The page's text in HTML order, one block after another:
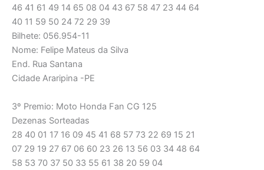
46 41 61 49 14 65 08 04 43 67 58 47 23 44 64
40 11 59 50 24 72 29 39
Bilhete: 056.954-11
Nome: Felipe Mateus da Silva
End. Rua Santana
Cidade Araripina -PE
3º Premio: Moto Honda Fan CG 125
Dezenas Sorteadas
28 40 01 17 16 09 45 41 68 57 73 22 69 15 21
07 29 19 27 67 06 60 23 26 13 56 03 34 48 64
58 53 70 37 50 33 55 61 38 20 59 04